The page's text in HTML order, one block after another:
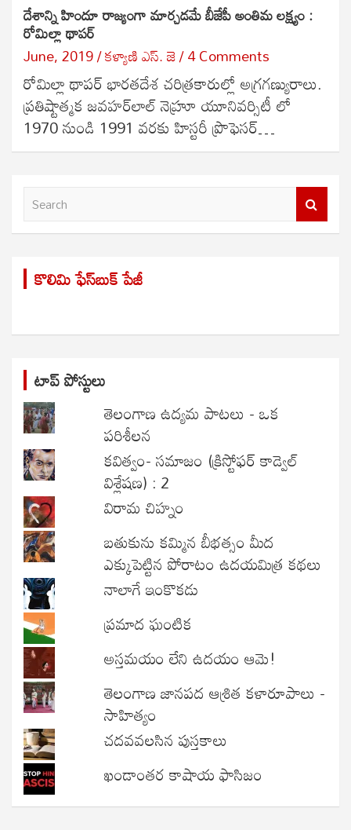
దేశాన్ని హిందూ రాజ్యంగా మార్చడమే బీజేపీ అంతిమ లక్ష్యం :
రోమిల్లా థాపర్
June, 2019 కళ్యాణి ఎస్. జె 4 Comments
రోమిల్లా థాపర్ భారతదేశ చరిత్రకారుల్లో అగ్రగణ్యురాలు.
ప్రతిష్టాత్మక జవహర్‌లాల్ నెహ్రూ యూనివర్సిటీ లో
1970 నుండి 1991 వరకు హిస్టరీ ప్రొఫెసర్…
a
r
c కొలిమి ఫేస్‌బుక్ పేజీ
టాప్ పోస్టులు
తెలంగాణ ఉద్యమ పాటలు - ఒక
పరిశీలన
కవిత్వం- సమాజం (క్రిస్టోఫర్ కాడ్వెల్
విశ్లేషణ) : 2
విరామ చిహ్నం
బతుకును కమ్మిన బీభత్సం మీద
ఎక్కుపెట్టిన పోరాటం ఉదయమిత్ర కథలు
నాలాగే ఇంకొకడు
ప్రమాద ఘంటిక
అస్తమయం లేని ఉదయం ఆమె!
తెలంగాణ జానపద ఆశ్రిత కళారూపాలు -
సాహిత్యం
చదవవలసిన పుస్తకాలు
ఖండాంతర కాషాయ ఫాసిజం